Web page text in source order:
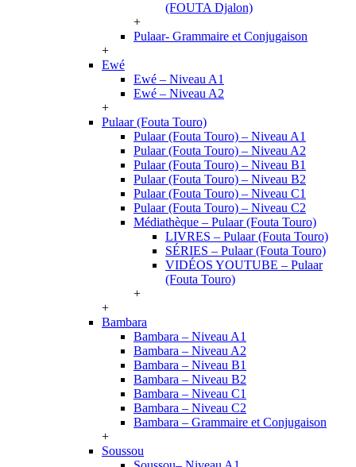
(FOUTA Djalon)
+
Pulaar- Grammaire et Conjugaison
+
Ewé
Ewé – Niveau A1
Ewé – Niveau A2
+
Pulaar (Fouta Touro)
Pulaar (Fouta Touro) – Niveau A1
Pulaar (Fouta Touro) – Niveau A2
Pulaar (Fouta Touro) – Niveau B1
Pulaar (Fouta Touro) – Niveau B2
Pulaar (Fouta Touro) – Niveau C1
Pulaar (Fouta Touro) – Niveau C2
Médiathèque – Pulaar (Fouta Touro)
LIVRES – Pulaar (Fouta Touro)
SÉRIES – Pulaar (Fouta Touro)
VIDÉOS YOUTUBE – Pulaar
(Fouta Touro)
+
+
Bambara
Bambara – Niveau A1
Bambara – Niveau A2
Bambara – Niveau B1
Bambara – Niveau B2
Bambara – Niveau C1
Bambara – Niveau C2
Bambara – Grammaire et Conjugaison
+
Soussou